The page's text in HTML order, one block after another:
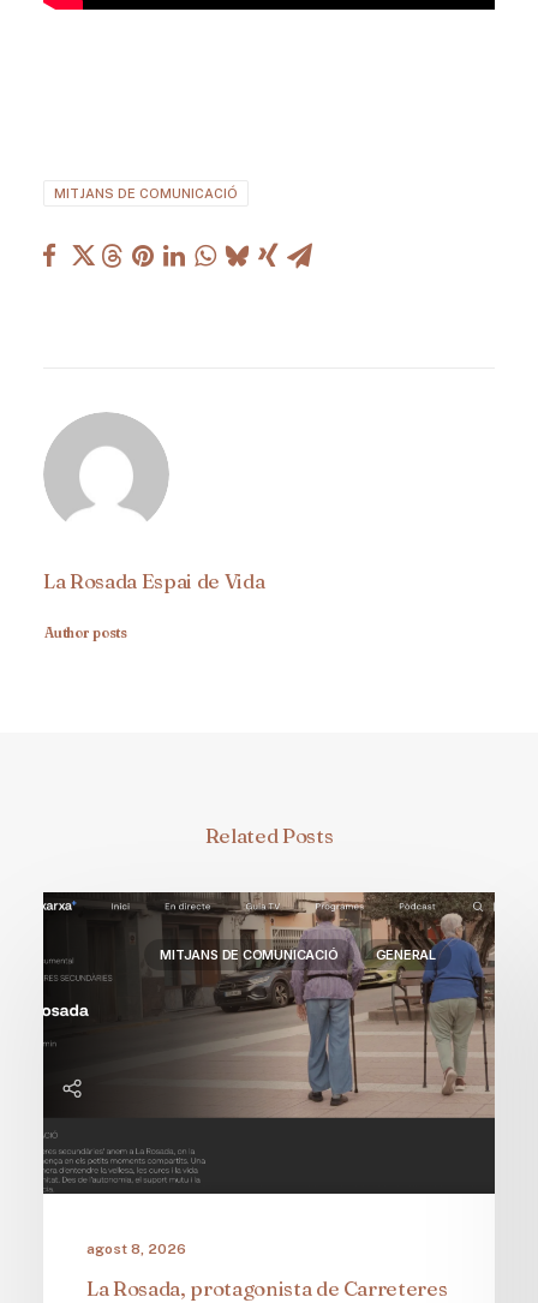
MITJANS DE COMUNICACIÓ
La Rosada Espai de Vida
Author posts
Related Posts
MITJANS DE COMUNICACIÓ GENERAL
agost 8, 2026
La Rosada, protagonista de Carreteres